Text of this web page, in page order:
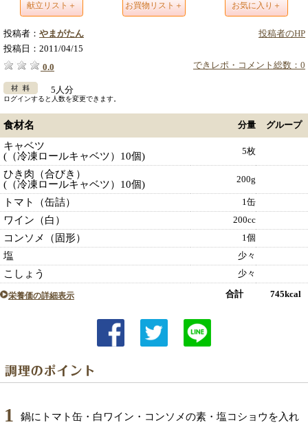
献立リスト＋ お買物リスト＋ お気に入り＋
投稿者のHP
投稿者： やまがたん
投稿日： 2011/04/15
できレポ・コメント総数：0
0.0
5人分
ログインすると人数を変更できます。
食材名 分量 グループ
キャベツ
(（冷凍ロールキャベツ）10個)
5枚
ひき肉（合びき）
(（冷凍ロールキャベツ）10個)
200g
トマト（缶詰） 1缶
ワイン（白） 200cc
コンソメ（固形） 1個
塩 少々
こしょう 少々
栄養価の詳細表示 合計 745kcal
1
鍋にトマト缶・白ワイン・コンソメの素・塩コショウを入れ